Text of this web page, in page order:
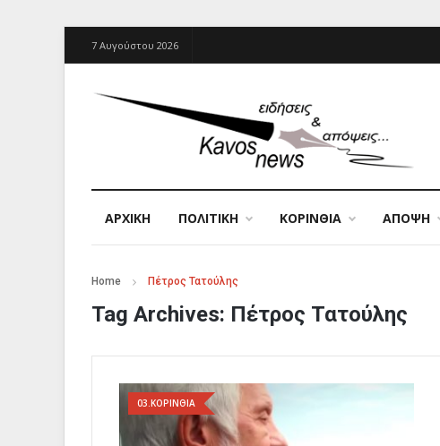
7 Αυγούστου 2026
ΑΡΧΙΚΉ ΠΟΛΙΤΙΚΗ ΚΟΡΙΝΘΙΑ ΑΠΟΨΗ
Home Πέτρος Τατούλης
Tag Archives: Πέτρος Τατούλης
03.ΚΟΡΙΝΘΙΑ